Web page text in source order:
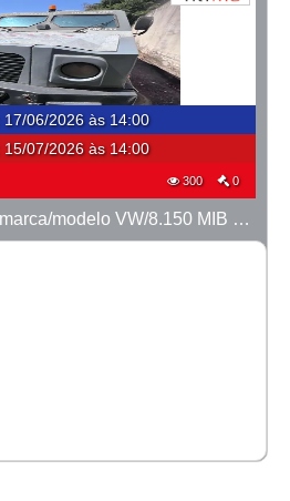
17/06/2026 às 14:00
15/07/2026 às 14:00
300 0
LOTE 14 - HLQ5234, marca/modelo VW/8.150 MIB Metropolis, ano 2011/2012